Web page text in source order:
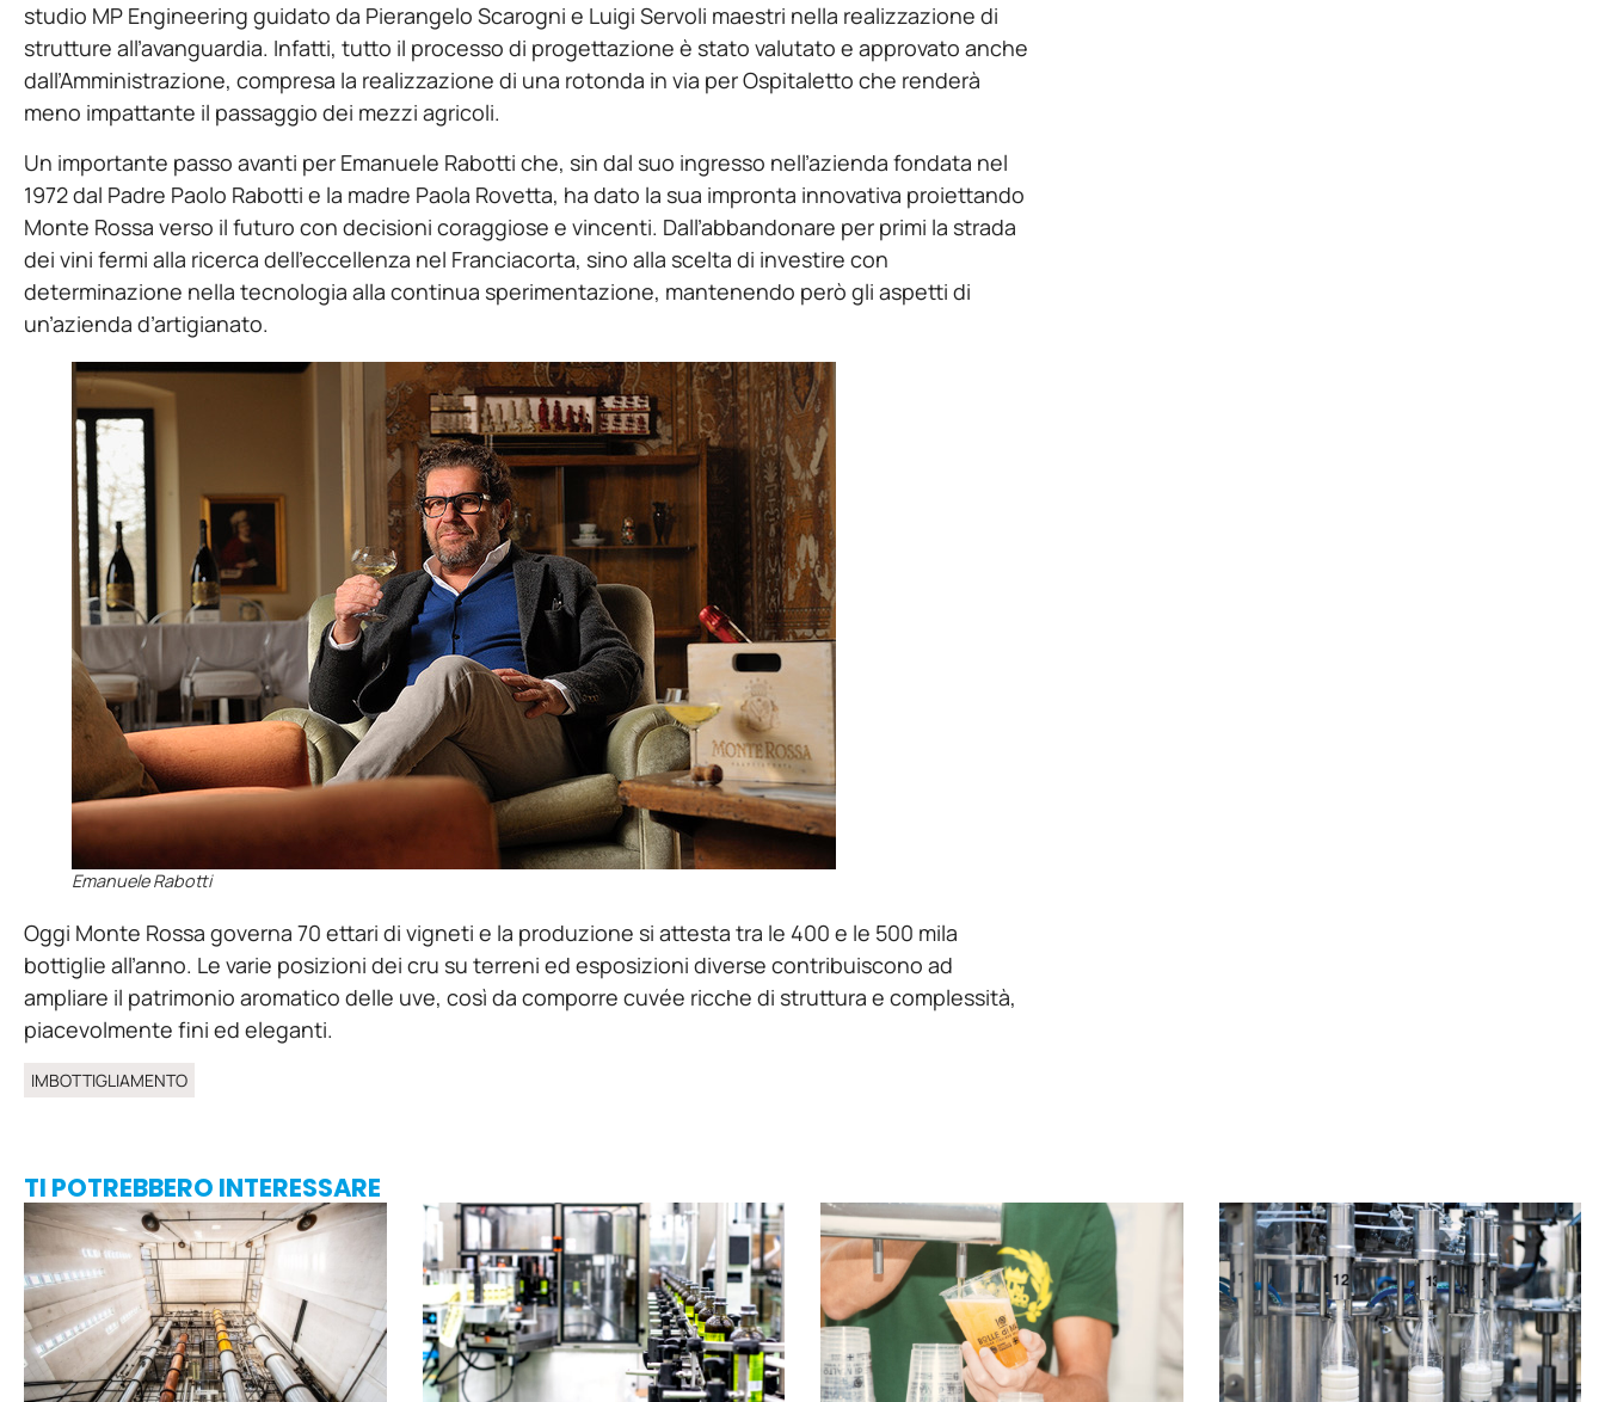
studio MP Engineering guidato da Pierangelo Scarogni e Luigi Servoli maestri nella realizzazione di
strutture all’avanguardia. Infatti, tutto il processo di progettazione è stato valutato e approvato anche
dall’Amministrazione, compresa la realizzazione di una rotonda in via per Ospitaletto che renderà
meno impattante il passaggio dei mezzi agricoli.
Un importante passo avanti per Emanuele Rabotti che, sin dal suo ingresso nell’azienda fondata nel
1972 dal Padre Paolo Rabotti e la madre Paola Rovetta, ha dato la sua impronta innovativa proiettando
Monte Rossa verso il futuro con decisioni coraggiose e vincenti. Dall’abbandonare per primi la strada
dei vini fermi alla ricerca dell’eccellenza nel Franciacorta, sino alla scelta di investire con
determinazione nella tecnologia alla continua sperimentazione, mantenendo però gli aspetti di
un’azienda d’artigianato.
Emanuele Rabotti
Oggi Monte Rossa governa 70 ettari di vigneti e la produzione si attesta tra le 400 e le 500 mila
bottiglie all’anno. Le varie posizioni dei cru su terreni ed esposizioni diverse contribuiscono ad
ampliare il patrimonio aromatico delle uve, così da comporre cuvée ricche di struttura e complessità,
piacevolmente fini ed eleganti.
IMBOTTIGLIAMENTO
TI POTREBBERO INTERESSARE